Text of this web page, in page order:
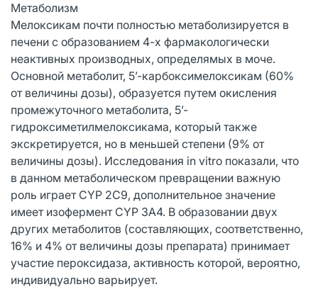
Метаболизм
Мелоксикам почти полностью метаболизируется в
печени с образованием 4-х фармакологически
неактивных производных, определямых в моче.
Основной метаболит, 5’-карбоксимелоксикам (60%
от величины дозы), образуется путем окисления
промежуточного метаболита, 5’-
гидроксиметилмелоксикама, который также
экскретируется, но в меньшей степени (9% от
величины дозы). Исследования in vitro показали, что
в данном метаболическом превращении важную
роль играет CYP 2C9, дополнительное значение
имеет изофермент CYP 3А4. В образовании двух
других метаболитов (составляющих, соответственно,
16% и 4% от величины дозы препарата) принимает
участие пероксидаза, активность которой, вероятно,
индивидуально варьирует.